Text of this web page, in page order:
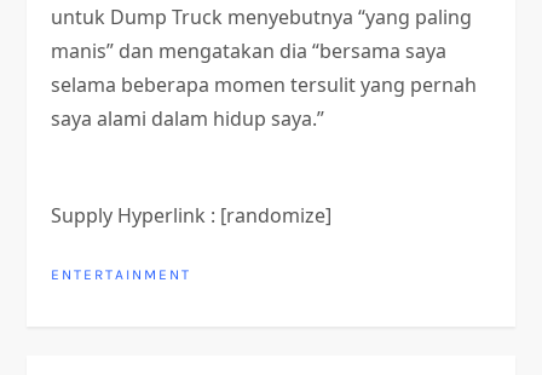
untuk Dump Truck menyebutnya “yang paling
manis” dan mengatakan dia “bersama saya
selama beberapa momen tersulit yang pernah
saya alami dalam hidup saya.”
Supply Hyperlink : [randomize]
ENTERTAINMENT